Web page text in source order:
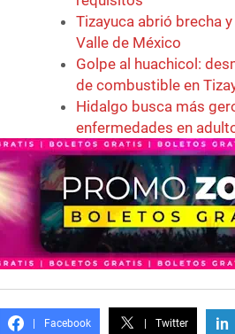
Tizayuca abrió brecha
Valle de México
Golpe al huachicol:
de combustible en
Hidalgo busca más
enfermedades en
Facebook Twitter in